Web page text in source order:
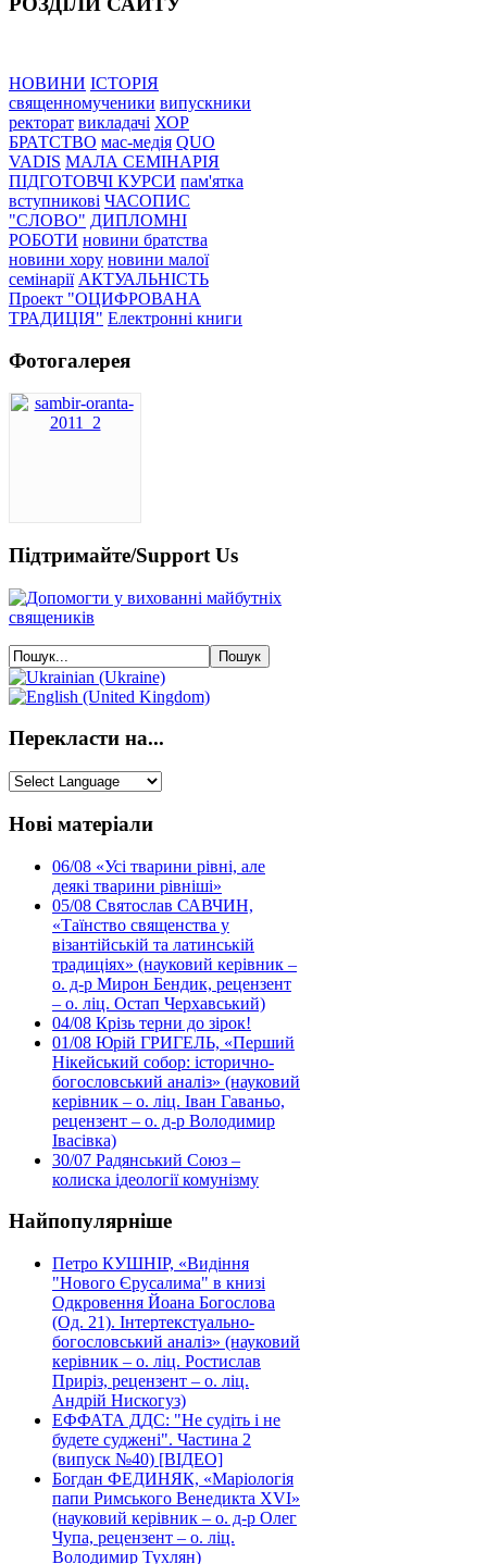
НОВИНИ ІСТОРІЯ
священномученики випускники
ректорат викладачі ХОР
БРАТСТВО мас-медія QUO
VADIS МАЛА СЕМІНАРІЯ
ПІДГОТОВЧІ КУРСИ пам'ятка
вступникові ЧАСОПИС
"СЛОВО" ДИПЛОМНІ
РОБОТИ новини братства
новини хору новини малої
семінарії АКТУАЛЬНІСТЬ
Проект "ОЦИФРОВАНА
ТРАДИЦІЯ" Електронні книги
Фотогалерея
Підтримайте/Support Us
Перекласти на...
Нові матеріали
06/08 «Усі тварини рівні, але
деякі тварини рівніші»
05/08 Святослав САВЧИН,
«Таїнство священства у
візантійській та латинській
традиціях» (науковий керівник –
о. д-р Мирон Бендик, рецензент
– о. ліц. Остап Черхавський)
04/08 Крізь терни до зірок!
01/08 Юрій ГРИГЕЛЬ, «Перший
Нікейський собор: історично-
богословський аналіз» (науковий
керівник – о. ліц. Іван Гаваньо,
рецензент – о. д-р Володимир
Івасівка)
30/07 Радянський Союз –
колиска ідеології комунізму
Найпопулярніше
Петро КУШНІР, «Видіння
"Нового Єрусалима" в книзі
Одкровення Йоана Богослова
(Од. 21). Інтертекстуально-
богословський аналіз» (науковий
керівник – о. ліц. Ростислав
Приріз, рецензент – о. ліц.
Андрій Нискогуз)
ЕФФАТА ДДС: "Не судіть і не
будете суджені". Частина 2
(випуск №40) [ВІДЕО]
Богдан ФЕДИНЯК, «Маріологія
папи Римського Венедикта XVI»
(науковий керівник – о. д-р Олег
Чупа, рецензент – о. ліц.
Володимир Тухлян)